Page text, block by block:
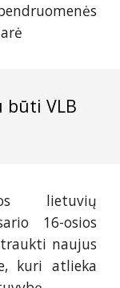
būti VLB
lietuvių
16-osios
naujus
kuri atlieka